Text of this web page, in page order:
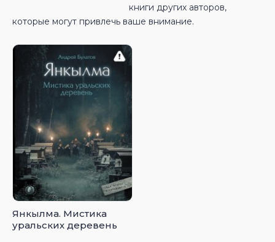
книги других авторов,
которые могут привлечь ваше внимание.
Янкылма. Мистика
уральских деревень